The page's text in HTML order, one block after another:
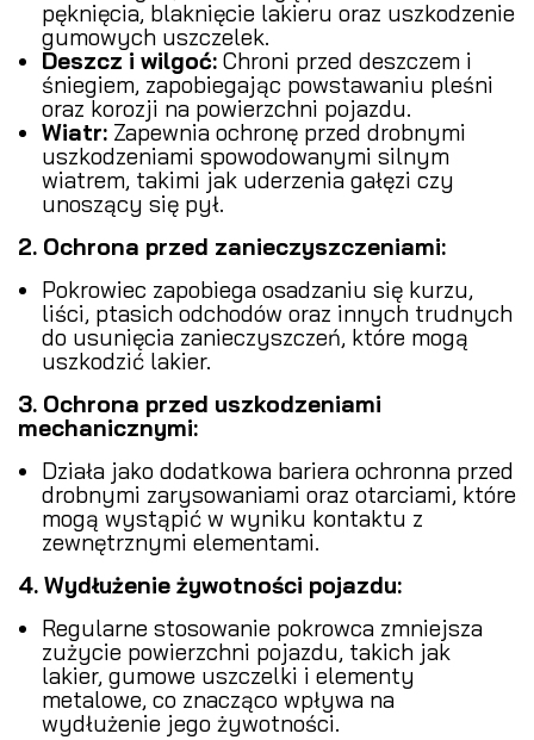
pęknięcia, blaknięcie lakieru oraz uszkodzenie
gumowych uszczelek.
Deszcz i wilgoć: Chroni przed deszczem i
śniegiem, zapobiegając powstawaniu pleśni
oraz korozji na powierzchni pojazdu.
Wiatr: Zapewnia ochronę przed drobnymi
uszkodzeniami spowodowanymi silnym
wiatrem, takimi jak uderzenia gałęzi czy
unoszący się pył.
2. Ochrona przed zanieczyszczeniami:
Pokrowiec zapobiega osadzaniu się kurzu,
liści, ptasich odchodów oraz innych trudnych
do usunięcia zanieczyszczeń, które mogą
uszkodzić lakier.
3. Ochrona przed uszkodzeniami
mechanicznymi:
Działa jako dodatkowa bariera ochronna przed
drobnymi zarysowaniami oraz otarciami, które
mogą wystąpić w wyniku kontaktu z
zewnętrznymi elementami.
4. Wydłużenie żywotności pojazdu:
Regularne stosowanie pokrowca zmniejsza
zużycie powierzchni pojazdu, takich jak
lakier, gumowe uszczelki i elementy
metalowe, co znacząco wpływa na
wydłużenie jego żywotności.